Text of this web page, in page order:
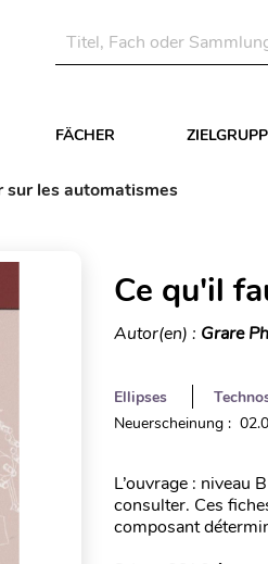
FÄCHER
les automatismes
Ce qu'il
Autor(en) : Grare
Ellipses
Neuerscheinung :
L’ouvrage : niveau
consulter. Ces
composant